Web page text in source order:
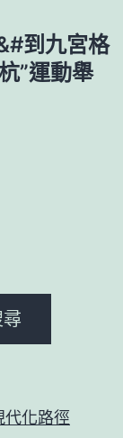
到九宮格
”運動舉
代化路徑